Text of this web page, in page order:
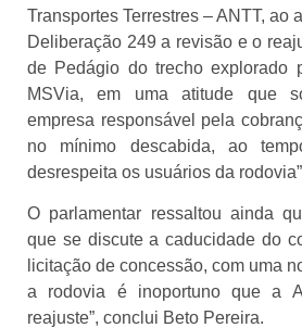
Transportes Terrestres – ANTT, ao
Deliberação 249 a revisão e o
de Pedágio do trecho explorado
MSVia, em uma atitude que
empresa responsável pela
no mínimo descabida, ao
desrespeita os usuários da
O parlamentar ressaltou ainda
que se discute a caducidade do
licitação de concessão, com uma
a rodovia é inoportuno que a
reajuste”, conclui Beto Pereira.